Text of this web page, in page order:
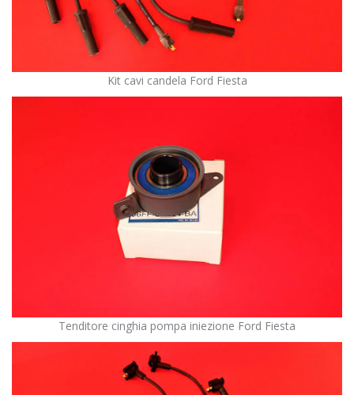
Kit cavi candela Ford Fiesta
Tenditore cinghia pompa iniezione Ford Fiesta